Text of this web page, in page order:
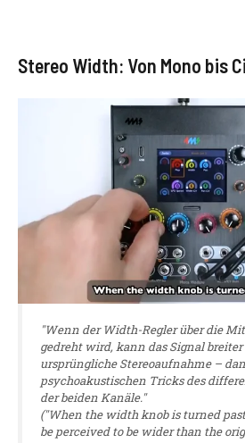
Stereo Width: Von Mono bis
"Wenn der Width-Regler über die
gedreht wird, kann das Signal
ursprüngliche Stereoaufnahme –
psychoakustischen Tricks des
der beiden Kanäle."
("When the width knob is turned
be perceived to be wider than the